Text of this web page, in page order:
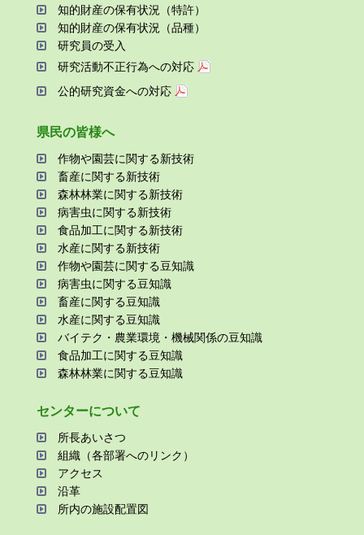
知的財産の保有状況（特許）
知的財産の保有状況（品種）
研究員の受⼊
研究活動不正⾏為への対応
公的研究資金への対応
県⺠の皆様へ
作物や園芸に関する新技術
畜産に関する新技術
森林林業に関する新技術
病害⾍に関する新技術
⾷品加⼯に関する新技術
⽔産に関する新技術
作物や園芸に関する⾖知識
病害⾍に関する⾖知識
畜産に関する⾖知識
⽔産に関する⾖知識
バイテク・農業環境・機械関係の⾖知識
⾷品加⼯に関する⾖知識
森林林業に関する⾖知識
センターについて
所⻑あいさつ
組織（各部署へのリンク）
アクセス
沿⾰
所内の施設配置図